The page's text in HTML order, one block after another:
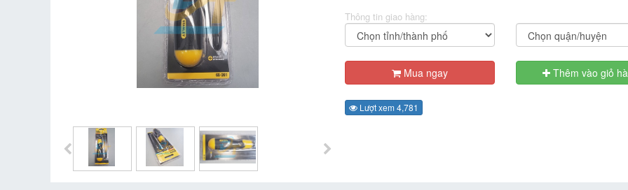
Thông tin giao hàng:
Mua ngay Thêm vào giỏ
Lượt xem 4,781